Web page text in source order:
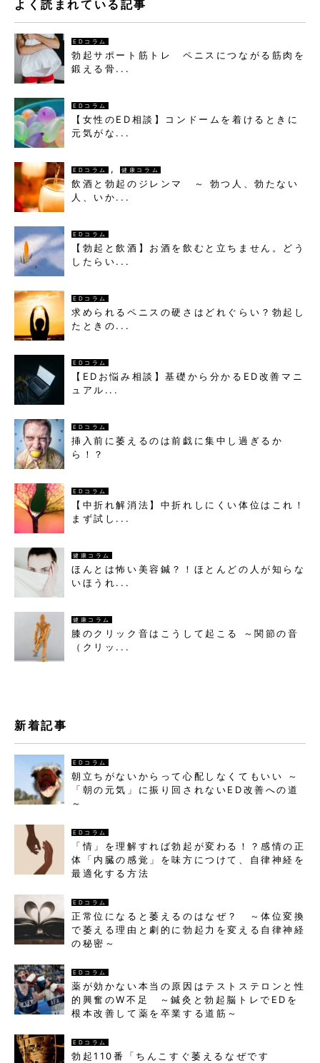
よく読まれている記事
EDコラム
勃起サポート筋トレ ペニスにつながる筋肉を
鍛える骨...
EDコラム
【女性のED相談】コンドームを着けるときに
元気がな...
EDコラム , 健康コラム
飲酒と勃起のジレンマ ～ 勃つ人、勃たない
人、いか...
EDコラム
【勃起と飲酒】お酒を飲むと立ちません。どう
したらい...
EDコラム
求められるペニスの硬さはどれぐらい？勃起し
たときの...
EDコラム
【EDお悩み相談】基礎から分かるED改善マニ
ュアル...
EDコラム
挿入前に萎えるのは前戯に集中し過ぎるか
ら！？
EDコラム
【中折れ解消法】中折れしにくい体位はこれ！
まず試し...
健康コラム
ほんとは怖い美容鍼？！ほとんどの人が知らな
いほうれ...
健康コラム
膝のクリック音はこうして起こる ～関節の音
（クリッ...
新着記事
EDコラム
朝立ちがないからって心配しなくてもいい ～
「朝の元気」に振り回されないED改善への道
～
EDコラム
「情」を理解すれば勃起が変わる！？感情の正
体「内臓の感覚」を味方につけて、自律神経を
最適化する方法
EDコラム
正常位になると萎えるのはなぜ？ ～体位変換
で萎える理由と劇的に勃起力を変える自律神経
の秘密～
EDコラム
薬が効かない本当の原因はテストステロンと性
的興奮のW不足 ～鍼灸と勃起脳トレでEDを
根本改善して薬を卒業する道筋～
EDコラム
勃起110番「ちんこすぐ萎えるなぜです